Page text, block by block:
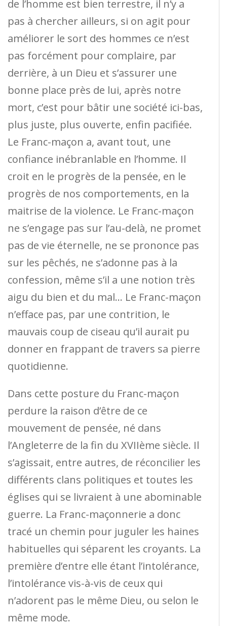
de l’homme est bien terrestre, il n’y a
pas à chercher ailleurs, si on agit pour
améliorer le sort des hommes ce n’est
pas forcément pour complaire, par
derrière, à un Dieu et s’assurer une
bonne place près de lui, après notre
mort, c’est pour bâtir une société ici-bas,
plus juste, plus ouverte, enfin pacifiée.
Le Franc-maçon a, avant tout, une
confiance inébranlable en l’homme. Il
croit en le progrès de la pensée, en le
progrès de nos comportements, en la
maitrise de la violence. Le Franc-maçon
ne s’engage pas sur l’au-delà, ne promet
pas de vie éternelle, ne se prononce pas
sur les pêchés, ne s’adonne pas à la
confession, même s’il a une notion très
aigu du bien et du mal… Le Franc-maçon
n’efface pas, par une contrition, le
mauvais coup de ciseau qu’il aurait pu
donner en frappant de travers sa pierre
quotidienne.
Dans cette posture du Franc-maçon
perdure la raison d’être de ce
mouvement de pensée, né dans
l’Angleterre de la fin du XVIIème siècle. Il
s’agissait, entre autres, de réconcilier les
différents clans politiques et toutes les
églises qui se livraient à une abominable
guerre. La Franc-maçonnerie a donc
tracé un chemin pour juguler les haines
habituelles qui séparent les croyants. La
première d’entre elle étant l’intolérance,
l’intolérance vis-à-vis de ceux qui
n’adorent pas le même Dieu, ou selon le
même mode.